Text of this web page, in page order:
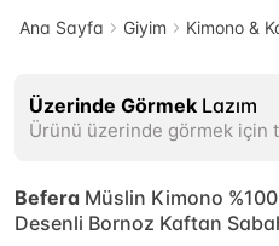
Ana Sayfa Giyim Kimono &
Üzerinde Görmek Lazım
Ürünü üzerinde görmek için
Befera Müslin Kimono
Desenli Bornoz Kaftan